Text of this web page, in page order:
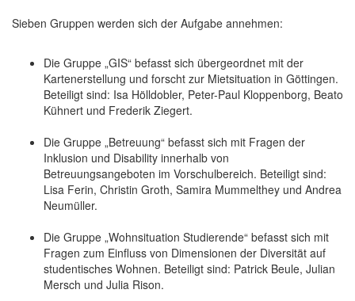
Sieben Gruppen werden sich der Aufgabe annehmen:
Die Gruppe „GIS“ befasst sich übergeordnet mit der
Kartenerstellung und forscht zur Mietsituation in Göttingen.
Beteiligt sind: Isa Hölldobler, Peter-Paul Kloppenborg, Beato
Kühnert und Frederik Ziegert.
Die Gruppe „Betreuung“ befasst sich mit Fragen der
Inklusion und Disability innerhalb von
Betreuungsangeboten im Vorschulbereich. Beteiligt sind:
Lisa Ferin, Christin Groth, Samira Mummelthey und Andrea
Neumüller.
Die Gruppe „Wohnsituation Studierende“ befasst sich mit
Fragen zum Einfluss von Dimensionen der Diversität auf
studentisches Wohnen. Beteiligt sind: Patrick Beule, Julian
Mersch und Julia Rison.